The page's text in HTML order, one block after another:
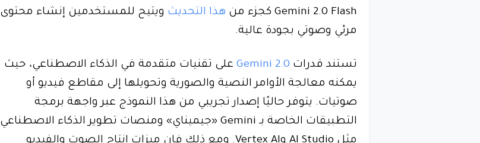
Gemini 2.0 Flash كجزء من
هذا التحديث ويتيح للمستخدمين إنشاء محتوى
مرئي وصوتي بجودة عالية.
تستند قدرات Gemini 2.0 على تقنيات متقدمة في الذكاء الاصطناعي، حيث
يمكنه معالجة الأوامر النصية والصورية وتحويلها إلى مقاطع فيديو أو
صوتيات. يتوفر حاليًا إصدار تجريبي من هذا النموذج عبر واجهة برمجة
التطبيقات الخاصة بـ Gemini «جيميناي» ومنصات تطوير الذكاء الاصطناعي
مثل AI Studio وVertex AI. ومع ذلك فإن ميزات إنتاج الصوت والفيديو